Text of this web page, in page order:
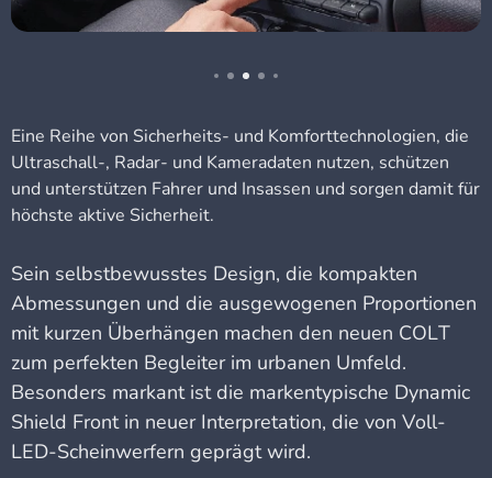
Eine Reihe von Sicherheits- und Komforttechnologien, die
Ultraschall-, Radar- und Kameradaten nutzen, schützen
und unterstützen Fahrer und Insassen und sorgen damit für
höchste aktive Sicherheit.
Sein selbstbewusstes Design, die kompakten
Abmessungen und die ausgewogenen Proportionen
mit kurzen Überhängen machen den neuen COLT
zum perfekten Begleiter im urbanen Umfeld.
Besonders markant ist die markentypische Dynamic
Shield Front in neuer Interpretation, die von Voll-
LED-Scheinwerfern geprägt wird.